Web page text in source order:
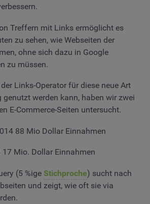
Treffern mit Links ermöglicht es
zu sehen, wie Webseiten der
ohne sich dazu in Google
zu müssen.
Links-Operator für diese neue Art
genutzt werden kann, haben wir zwei
E-Commerce-Seiten untersucht.
88 Mio Dollar Einnahmen
17 Mio. Dollar Einnahmen
(5 %ige Stichproche) sucht nach
und zeigt, wie oft sie via